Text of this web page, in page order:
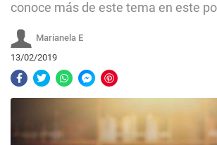
conoce más de este tema en este
Marianela E
13/02/2019